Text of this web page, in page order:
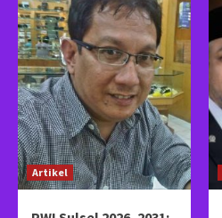
Artikel